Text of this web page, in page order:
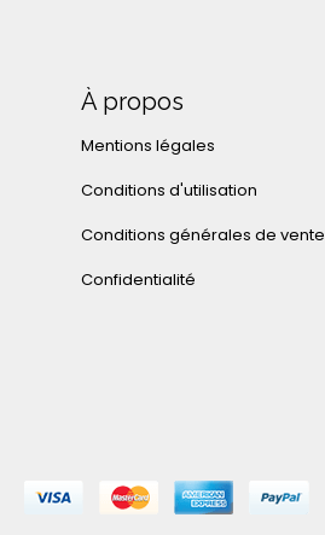
À propos
Mentions légales
Conditions d'utilisation
Conditions générales de vente
Confidentialité